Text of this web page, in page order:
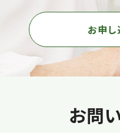
お申し
お問